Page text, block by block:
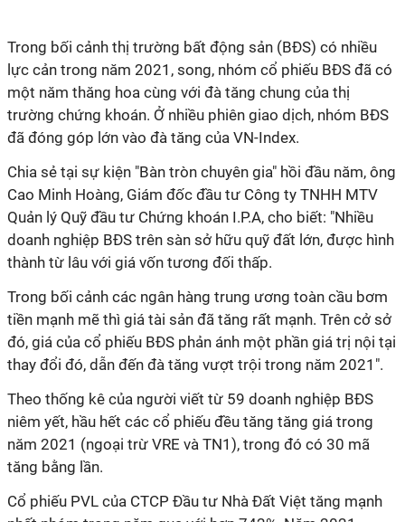
Trong bối cảnh thị trường bất động sản (BĐS) có nhiều
lực cản trong năm 2021, song, nhóm cổ phiếu BĐS đã có
một năm thăng hoa cùng với đà tăng chung của thị
trường chứng khoán. Ở nhiều phiên giao dịch, nhóm BĐS
đã đóng góp lớn vào đà tăng của VN-Index.
Chia sẻ tại sự kiện "Bàn tròn chuyên gia" hồi đầu năm, ông
Cao Minh Hoàng, Giám đốc đầu tư Công ty TNHH MTV
Quản lý Quỹ đầu tư Chứng khoán I.P.A, cho biết: "Nhiều
doanh nghiệp BĐS trên sàn sở hữu quỹ đất lớn, được hình
thành từ lâu với giá vốn tương đối thấp.
Trong bối cảnh các ngân hàng trung ương toàn cầu bơm
tiền mạnh mẽ thì giá tài sản đã tăng rất mạnh. Trên cở sở
đó, giá của cổ phiếu BĐS phản ánh một phần giá trị nội tại
thay đổi đó, dẫn đến đà tăng vượt trội trong năm 2021".
Theo thống kê của người viết từ 59 doanh nghiệp BĐS
niêm yết, hầu hết các cổ phiếu đều tăng tăng giá trong
năm 2021 (ngoại trừ VRE và TN1), trong đó có 30 mã
tăng bằng lần.
Cổ phiếu PVL của CTCP Đầu tư Nhà Đất Việt tăng mạnh